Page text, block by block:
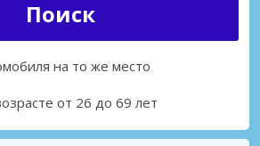
Португалия
Алжеш
на то же место
от 26 до 69 лет